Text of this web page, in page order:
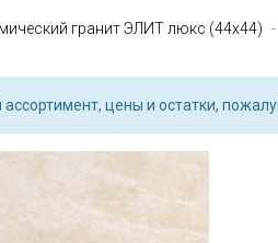
гранит ЭЛИТ люкс (44х44)
цены и остатки,